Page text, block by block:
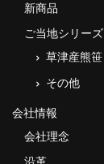
新商品
ご当地シリーズ
草津産熊笹
その他
会社情報
会社理念
沿革